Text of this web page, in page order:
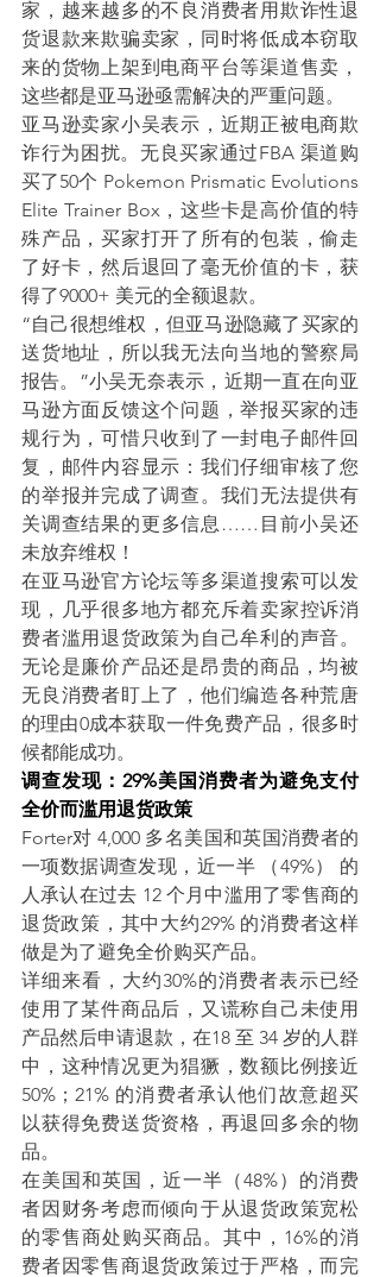
家，越来越多的不良消费者用欺诈性退
货退款来欺骗卖家，同时将低成本窃取
来的货物上架到电商平台等渠道售卖，
这些都是亚马逊亟需解决的严重问题。
亚马逊卖家小吴表示，近期正被电商欺
诈行为困扰。无良买家通过FBA 渠道购
买了50个 Pokemon Prismatic Evolutions
Elite Trainer Box，这些卡是高价值的特
殊产品，买家打开了所有的包装，偷走
了好卡，然后退回了毫无价值的卡，获
得了9000+ 美元的全额退款。
“自己很想维权，但亚马逊隐藏了买家的
送货地址，所以我无法向当地的警察局
报告。”小吴无奈表示，近期一直在向亚
马逊方面反馈这个问题，举报买家的违
规行为，可惜只收到了一封电子邮件回
复，邮件内容显示：我们仔细审核了您
的举报并完成了调查。我们无法提供有
关调查结果的更多信息……目前小吴还
未放弃维权！
在亚马逊官方论坛等多渠道搜索可以发
现，几乎很多地方都充斥着卖家控诉消
费者滥用退货政策为自己牟利的声音。
无论是廉价产品还是昂贵的商品，均被
无良消费者盯上了，他们编造各种荒唐
的理由0成本获取一件免费产品，很多时
候都能成功。
调查发现：29%美国消费者为避免支付
全价而滥用退货政策
Forter对 4,000 多名美国和英国消费者的
一项数据调查发现，近一半 （49%） 的
人承认在过去 12 个月中滥用了零售商的
退货政策，其中大约29% 的消费者这样
做是为了避免全价购买产品。
详细来看，大约30%的消费者表示已经
使用了某件商品后，又谎称自己未使用
产品然后申请退款，在18 至 34 岁的人群
中，这种情况更为猖獗，数额比例接近
50%；21% 的消费者承认他们故意超买
以获得免费送货资格，再退回多余的物
品。
在美国和英国，近一半（48%）的消费
者因财务考虑而倾向于从退货政策宽松
的零售商处购买商品。其中，16%的消
费者因零售商退货政策过于严格，而完